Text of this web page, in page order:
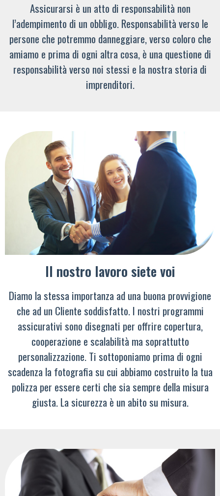
Assicurarsi è un atto di responsabilità non
l’adempimento di un obbligo. Responsabilità verso le
persone che potremmo danneggiare, verso coloro che
amiamo e prima di ogni altra cosa, è una questione di
responsabilità verso noi stessi e la nostra storia di
imprenditori.
Il nostro lavoro siete voi
Diamo la stessa importanza ad una buona provvigione
che ad un Cliente soddisfatto. I nostri programmi
assicurativi sono disegnati per offrire copertura,
cooperazione e scalabilità ma soprattutto
personalizzazione. Ti sottoponiamo prima di ogni
scadenza la fotografia su cui abbiamo costruito la tua
polizza per essere certi che sia sempre della misura
giusta. La sicurezza è un abito su misura.